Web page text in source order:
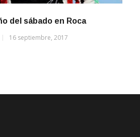
del sábado en Roca
16 septiembre, 2017